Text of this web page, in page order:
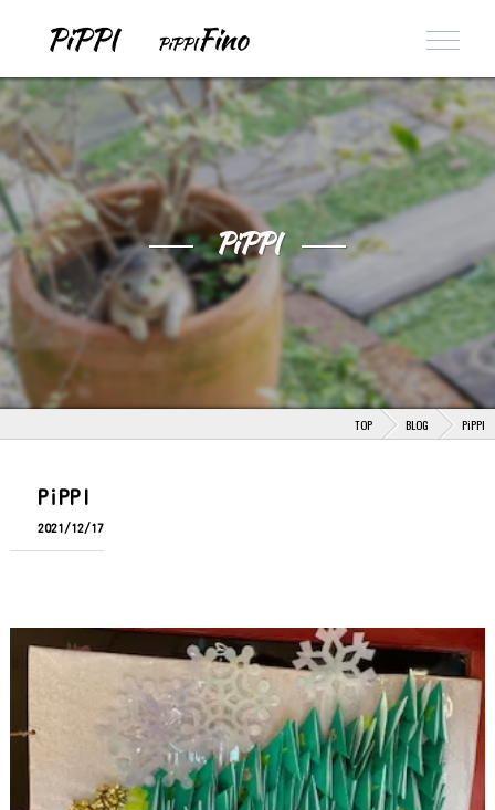
PiPPI
TOP BLOG PiPPI
PiPPI
2021/12/17